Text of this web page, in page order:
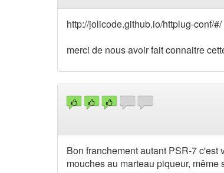
http://jolicode.github.io/httplug-conf/#/
merci de nous avoir fait connaitre
Bon franchement autant PSR-7
mouches au marteau piqueur,